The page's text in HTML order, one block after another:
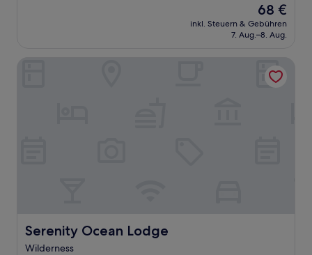
Der
Preis
beträgt
68 €
inkl. Steuern & Gebühren
7. Aug.–8. Aug.
Serenity Ocean Lodge
Serenity Ocean Lodge
Wilderness